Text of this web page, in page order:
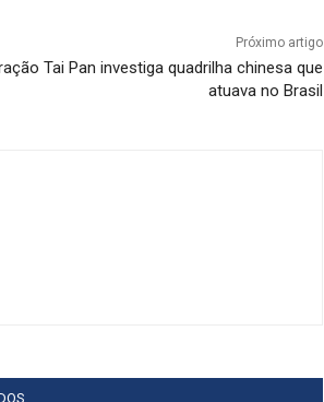
Próximo artigo
Tai Pan investiga quadrilha chinesa que
atuava no Brasil